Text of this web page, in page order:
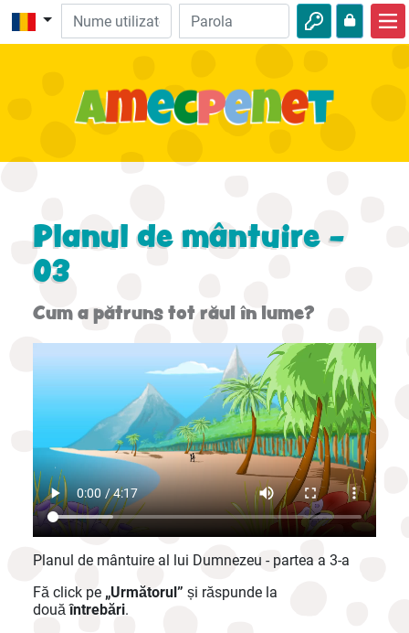
Biblie
Natură
Aventuri
Planul de mântuire -
03
Cum a pătruns tot răul în lume?
Planul de mântuire al lui Dumnezeu - partea a 3-a
Fă click pe „Următorul” și răspunde la
douăîntrebări.